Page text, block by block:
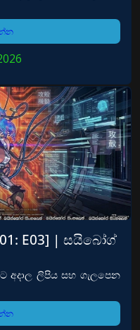
E03] | සයිබෝග්
අදාල ලිපිය සහ ගැලපෙන